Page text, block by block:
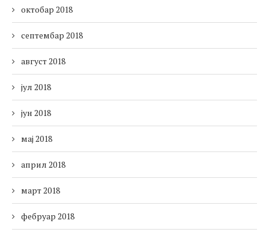
октобар 2018
септембар 2018
август 2018
јул 2018
јун 2018
мај 2018
април 2018
март 2018
фебруар 2018